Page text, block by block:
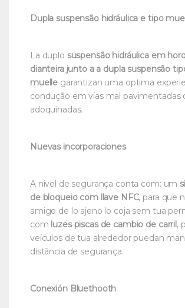
Dupla suspensão hidráulica e tipo
La duplo suspensão hidráulica em
dianteira junto a a dupla suspensão
muelle garantizan uma optima
condução em vías mal pavimentadas
adoquinadas.
Nuevas incorporaciones
A nivel de segurança conta com: um
de bloqueio com llave NFC, para que
amigo de lo ajeno lo coja sem tua
com luzes piscas de cambio de carril,
veículos de tua alrededor puedan
distância de segurança.
Conexión Bluethooth